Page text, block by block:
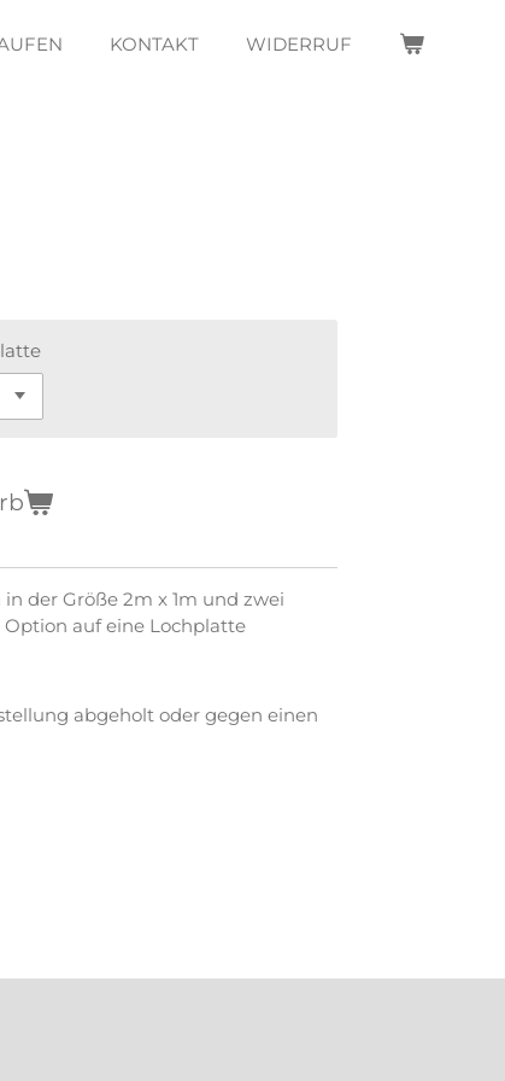
KONTAKT WIDERRUF
der Größe 2m x 1m und zwei
auf eine Lochplatte
abgeholt oder gegen einen